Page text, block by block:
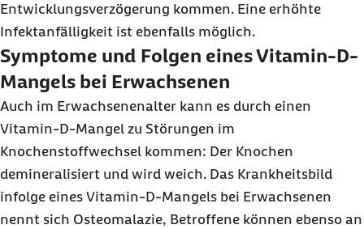
Entwicklungsverzögerung kommen. Eine erhöhte
Infektanfälligkeit ist ebenfalls möglich.
Symptome und Folgen eines Vitamin-D-
Mangels bei Erwachsenen
Auch im Erwachsenenalter kann es durch einen
Vitamin-D-Mangel zu Störungen im
Knochenstoffwechsel kommen: Der Knochen
demineralisiert und wird weich. Das Krankheitsbild
infolge eines Vitamin-D-Mangels bei Erwachsenen
nennt sich Osteomalazie, Betroffene können ebenso an